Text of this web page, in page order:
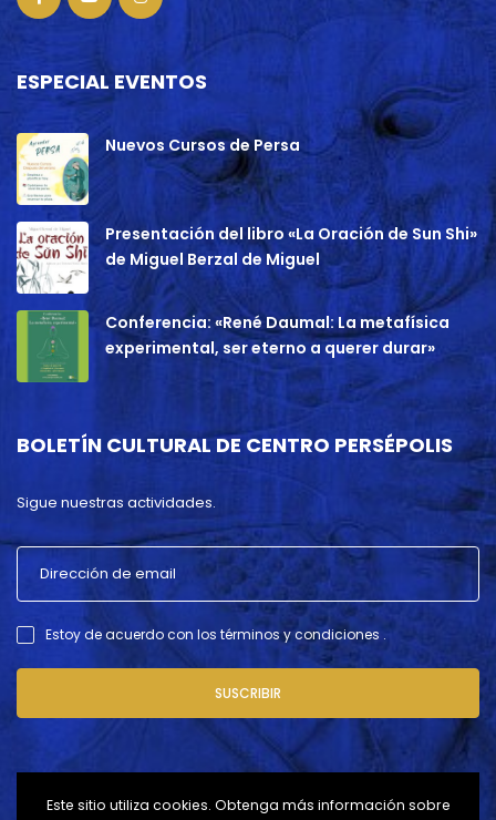
ESPECIAL EVENTOS
Nuevos Cursos de Persa
Presentación del libro «La Oración de Sun Shi»
de Miguel Berzal de Miguel
Conferencia: «René Daumal: La metafísica
experimental, ser eterno a querer durar»
BOLETÍN CULTURAL DE CENTRO PERSÉPOLIS
Sigue nuestras actividades.
Estoy de acuerdo con los términos y condiciones .
SUSCRIBIR
Este sitio utiliza cookies. Obtenga más información sobre